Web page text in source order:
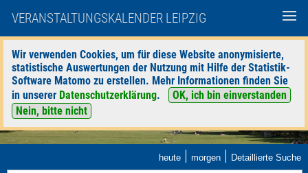
VERANSTALTUNGSKALENDER LEIPZIG
Wir verwenden Cookies, um für diese Website anonymisierte,
statistische Auswertungen der Nutzung mit Hilfe der Statistik-
Software Matomo zu erstellen. Mehr Informationen finden Sie
in unserer Datenschutzerklärung.
OK, ich bin einverstanden
Nein, bitte nicht
heute | morgen | Detaillierte Suche